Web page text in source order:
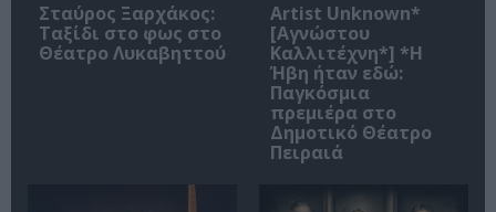
Σταύρος Ξαρχάκος:
Ταξίδι στο φως στο
Θέατρο Λυκαβηττού
Artist Unknown*
[Αγνώστου
Καλλιτέχνη*] *Η
Ήβη ήταν εδώ:
Παγκόσμια
πρεμιέρα στο
Δημοτικό Θέατρο
Πειραιά